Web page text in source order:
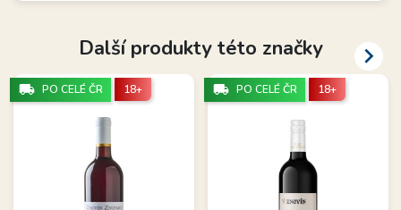
Další produkty této značky
local_shipping PO CELÉ ČR 18+ local_shipping PO CELÉ ČR 18+
